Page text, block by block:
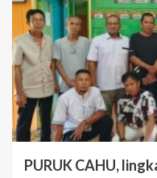
PURUK CAHU,